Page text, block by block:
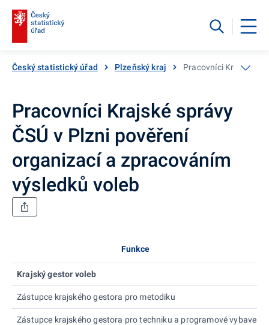
Český statistický úřad Plzeňský kraj Pracovníci Krajské
Pracovníci Krajské správy
ČSÚ v Plzni pověření
organizací a zpracováním
výsledků voleb
Funkce
Krajský gestor voleb
Zástupce krajského gestora pro metodiku
Zástupce krajského gestora pro techniku a programové vybavení